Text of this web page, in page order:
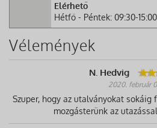
Elérhető
Hétfő - Péntek: 09:30-15:00
Vélemények
N. Hedvig
2020. február
Szuper, hogy az utalványokat
mozgásterünk az